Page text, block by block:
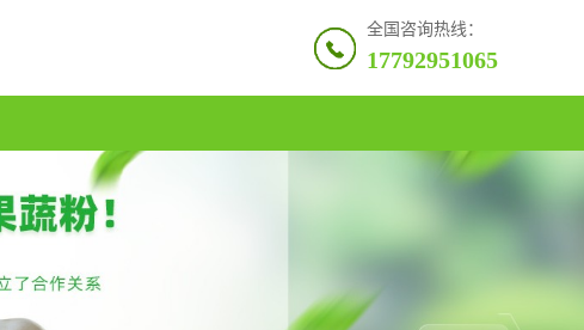
全国咨询热线：
17792951065